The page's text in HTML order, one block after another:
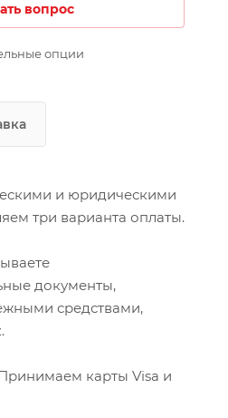
вопрос
опции
и юридическими
три варианта оплаты.
документы,
средствами,
карты Visa и